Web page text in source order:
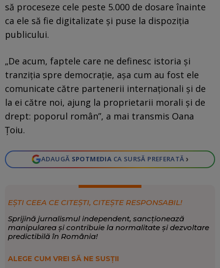
să proceseze cele peste 5.000 de dosare înainte
ca ele să fie digitalizate și puse la dispoziția
publicului.
„De acum, faptele care ne definesc istoria și
tranziția spre democrație, așa cum au fost ele
comunicate către partenerii internaționali și de
la ei către noi, ajung la proprietarii morali și de
drept: poporul român”, a mai transmis Oana
Țoiu.
ADAUGĂ SPOTMEDIA CA SURSĂ PREFERATĂ ›
EȘTI CEEA CE CITEȘTI, CITEȘTE RESPONSABIL!
Sprijină jurnalismul independent, sancționează
manipularea și contribuie la normalitate și dezvoltare
predictibilă în România!
ALEGE CUM VREI SĂ NE SUSȚII